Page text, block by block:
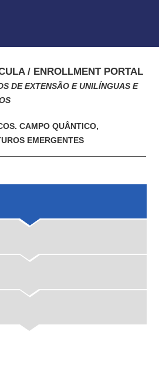
/ ENROLLMENT PORTAL
DE EXTENSÃO E UNILÍNGUAS E
CAMPO QUÂNTICO,
EMERGENTES